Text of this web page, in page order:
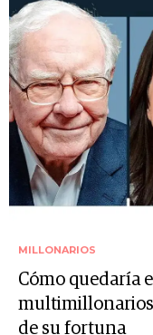
MILLONARIOS
Cómo quedaría
de su fortuna